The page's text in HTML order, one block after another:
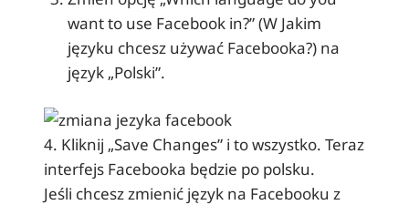
want to use Facebook in?” (W Jakim
języku chcesz używać Facebooka?) na
język „Polski”.
4. Kliknij „Save Changes” i to wszystko. Teraz
interfejs Facebooka będzie po polsku.
Jeśli chcesz zmienić język na Facebooku z